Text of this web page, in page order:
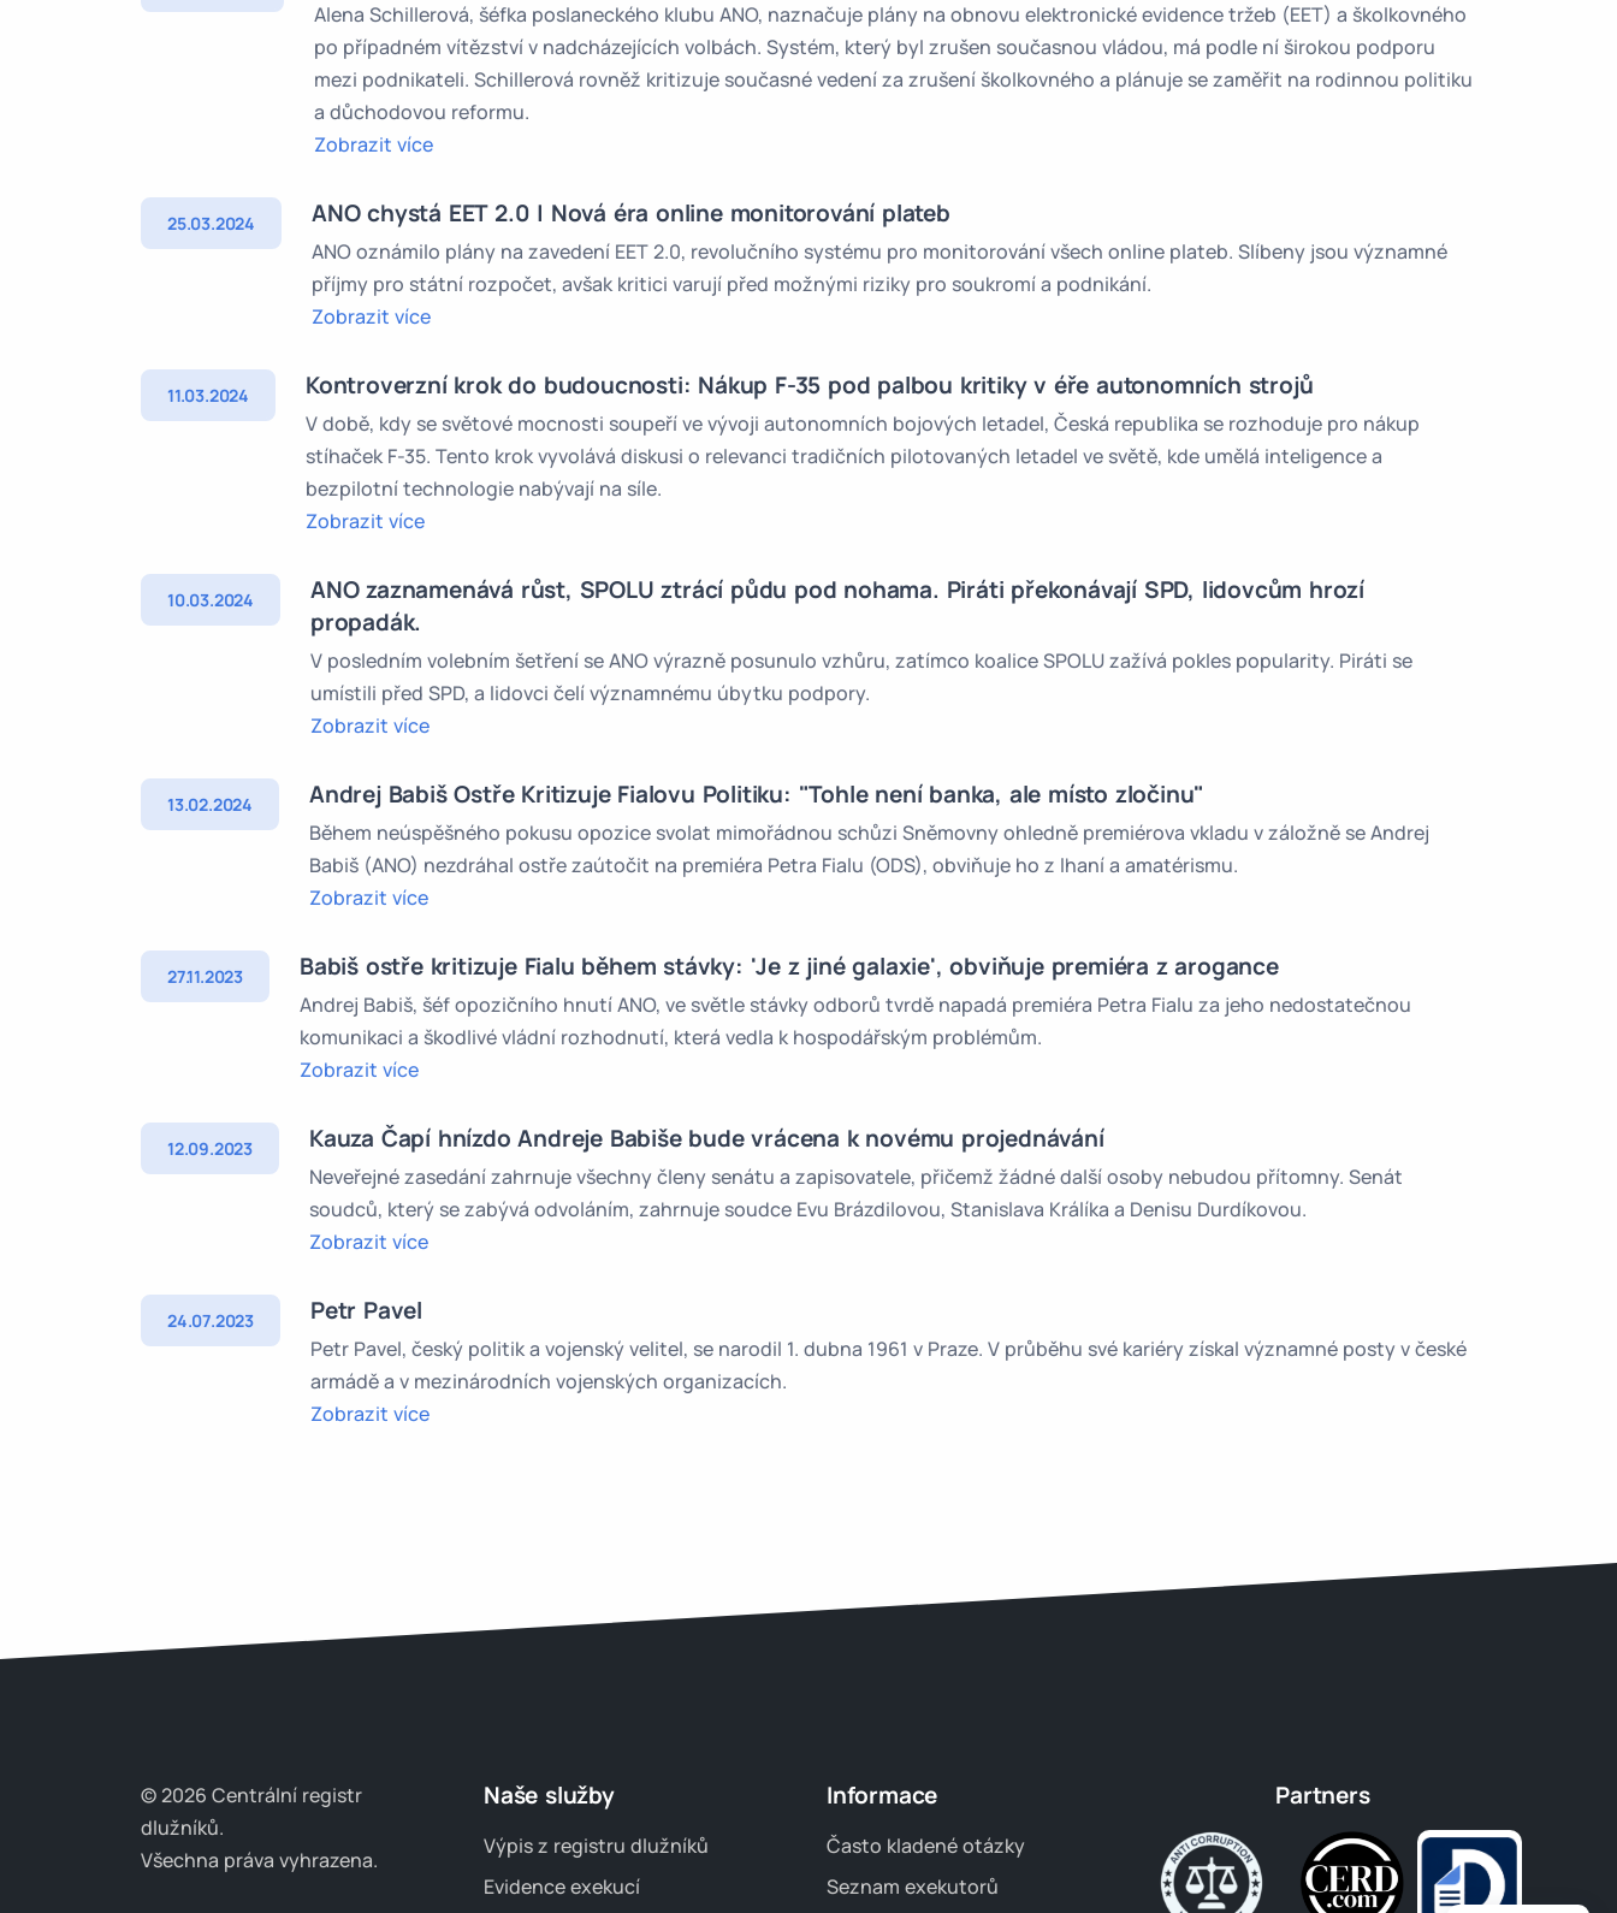
Alena Schillerová, šéfka poslaneckého klubu ANO, naznačuje plány na obnovu elektronické evidence tržeb (EET) a školkovného
po případném vítězství v nadcházejících volbách. Systém, který byl zrušen současnou vládou, má podle ní širokou podporu
mezi podnikateli. Schillerová rovněž kritizuje současné vedení za zrušení školkovného a plánuje se zaměřit na rodinnou politiku
a důchodovou reformu.
Zobrazit více
25.03.2024 ANO chystá EET 2.0 | Nová éra online monitorování plateb
ANO oznámilo plány na zavedení EET 2.0, revolučního systému pro monitorování všech online plateb. Slíbeny jsou významné
příjmy pro státní rozpočet, avšak kritici varují před možnými riziky pro soukromí a podnikání.
Zobrazit více
11.03.2024 Kontroverzní krok do budoucnosti: Nákup F-35 pod palbou kritiky v éře autonomních strojů
V době, kdy se světové mocnosti soupeří ve vývoji autonomních bojových letadel, Česká republika se rozhoduje pro nákup
stíhaček F-35. Tento krok vyvolává diskusi o relevanci tradičních pilotovaných letadel ve světě, kde umělá inteligence a
bezpilotní technologie nabývají na síle.
Zobrazit více
10.03.2024
ANO zaznamenává růst, SPOLU ztrácí půdu pod nohama. Piráti překonávají SPD, lidovcům hrozí
propadák.
V posledním volebním šetření se ANO výrazně posunulo vzhůru, zatímco koalice SPOLU zažívá pokles popularity. Piráti se
umístili před SPD, a lidovci čelí významnému úbytku podpory.
Zobrazit více
13.02.2024 Andrej Babiš Ostře Kritizuje Fialovu Politiku: "Tohle není banka, ale místo zločinu"
Během neúspěšného pokusu opozice svolat mimořádnou schůzi Sněmovny ohledně premiérova vkladu v záložně se Andrej
Babiš (ANO) nezdráhal ostře zaútočit na premiéra Petra Fialu (ODS), obviňuje ho z lhaní a amatérismu.
Zobrazit více
27.11.2023 Babiš ostře kritizuje Fialu během stávky: 'Je z jiné galaxie', obviňuje premiéra z arogance
Andrej Babiš, šéf opozičního hnutí ANO, ve světle stávky odborů tvrdě napadá premiéra Petra Fialu za jeho nedostatečnou
komunikaci a škodlivé vládní rozhodnutí, která vedla k hospodářským problémům.
Zobrazit více
12.09.2023 Kauza Čapí hnízdo Andreje Babiše bude vrácena k novému projednávání
Neveřejné zasedání zahrnuje všechny členy senátu a zapisovatele, přičemž žádné další osoby nebudou přítomny. Senát
soudců, který se zabývá odvoláním, zahrnuje soudce Evu Brázdilovou, Stanislava Králíka a Denisu Durdíkovou.
Zobrazit více
24.07.2023 Petr Pavel
Petr Pavel, český politik a vojenský velitel, se narodil 1. dubna 1961 v Praze. V průběhu své kariéry získal významné posty v české
armádě a v mezinárodních vojenských organizacích.
Zobrazit více
© 2026 Centrální registr
dlužníků.
Všechna práva vyhrazena.
Naše služby
Výpis z registru dlužníků
Evidence exekucí
Informace
Často kladené otázky
Seznam exekutorů
Partners